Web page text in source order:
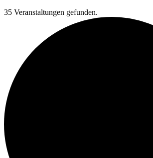
35 Veranstaltungen gefunden.